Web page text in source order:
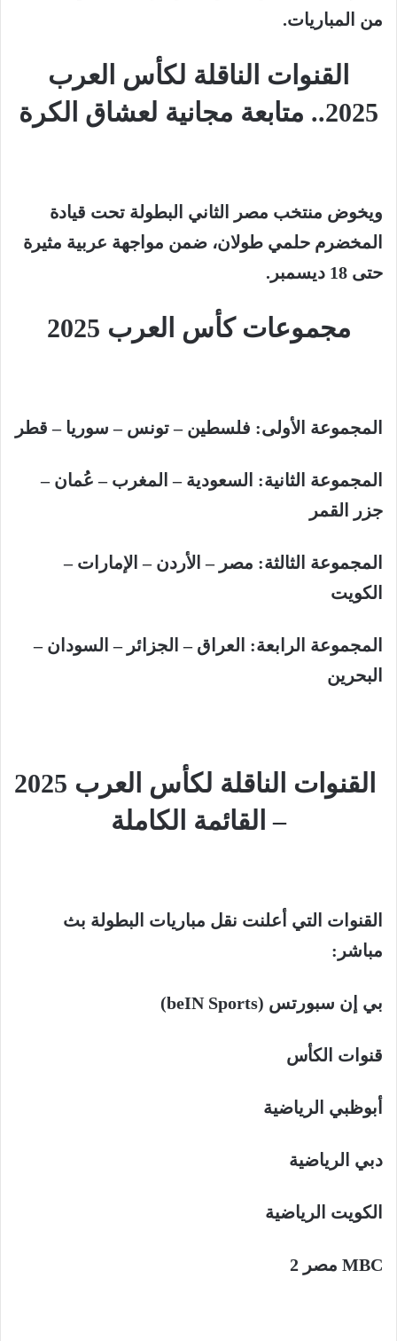
من المباريات.
القنوات الناقلة لكأس العرب
2025.. متابعة مجانية لعشاق الكرة
ويخوض منتخب مصر
الثاني البطولة تحت قيادة
المخضرم حلمي طولان، ضمن مواجهة عربية مثيرة
حتى 18 ديسمبر.
مجموعات كأس العرب 2025
المجموعة الأولى: فلسطين – تونس – سوريا – قطر
المجموعة الثانية: السعودية – المغرب – عُمان –
جزر القمر
المجموعة الثالثة: مصر – الأردن – الإمارات –
الكويت
المجموعة الرابعة: العراق – الجزائر – السودان –
البحرين
القنوات الناقلة لكأس العرب 2025
– القائمة الكاملة
القنوات التي أعلنت نقل مباريات البطولة بث
مباشر :
بي إن سبورتس (
beIN Sports)
قنوات الكأس
أبوظبي الرياضية
دبي الرياضية
الكويت الرياضية
MBC مصر 2